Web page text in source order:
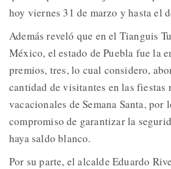
hoy viernes 31 de marzo y hasta el
Además reveló que en el Tianguis
México, el estado de Puebla fue la
premios, tres, lo cual considero,
cantidad de visitantes en las fiestas
vacacionales de Semana Santa, por
compromiso de garantizar la
haya saldo blanco.
Por su parte, el alcalde Eduardo